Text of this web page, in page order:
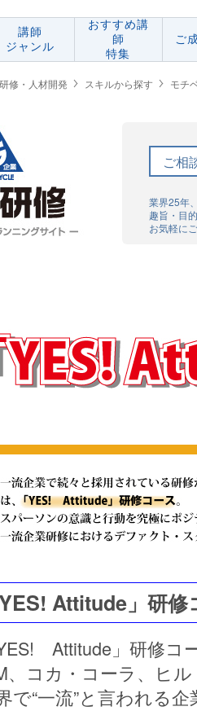
講師
ジャンル
おすすめ講
師
特集
ご
修・人材開発 スキルから探す
モチ
ご相
業界25年
趣旨・目
お気軽に
YES! Attitude」研
YES! Attitude」研修コ
、コカ・コーラ、ヒ
で“一流”と言われる